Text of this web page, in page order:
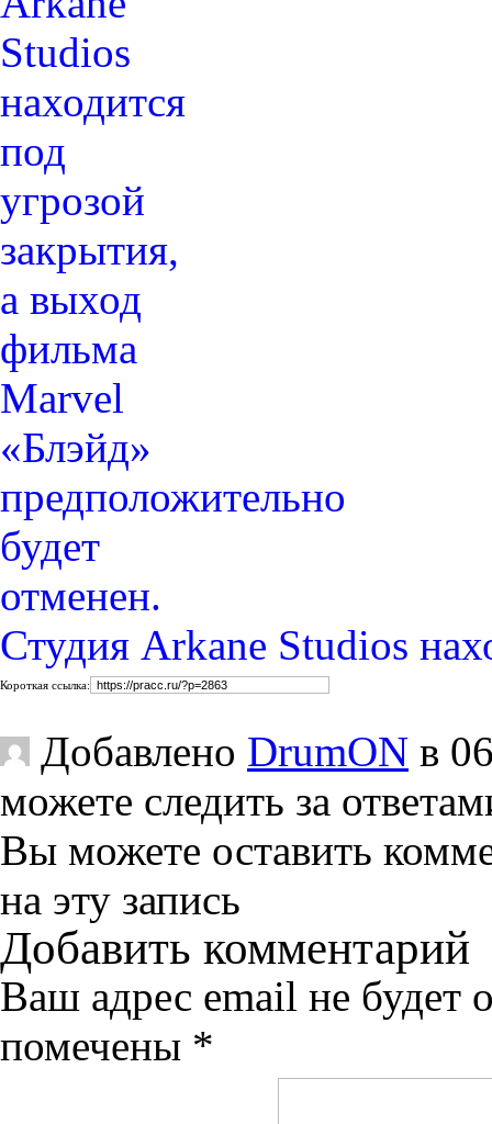
Студия Arkane Studios
Короткая ссылка:
Добавлено DrumON в
можете следить за
Вы можете оставить
на эту запись
Добавить комментарий
Ваш адрес email не будет
помечены *